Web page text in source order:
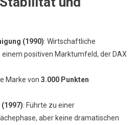
(1990): Wirtschaftliche
positiven Marktumfeld, der DAX
Marke von 3.000 Punkten
: Führte zu einer
aber keine dramatischen